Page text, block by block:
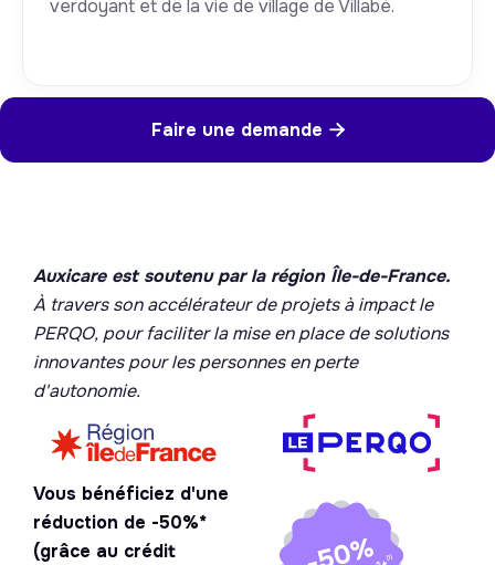
verdoyant et de la vie de village de Villabé.
Faire une demande 
Auxicare est soutenu par la région Île-de-France.
À travers son accélérateur de projets à impact le
PERQO, pour faciliter la mise en place de solutions
innovantes pour les personnes en perte
d'autonomie.
Vous bénéficiez d'une
réduction de -50%*
(grâce au crédit